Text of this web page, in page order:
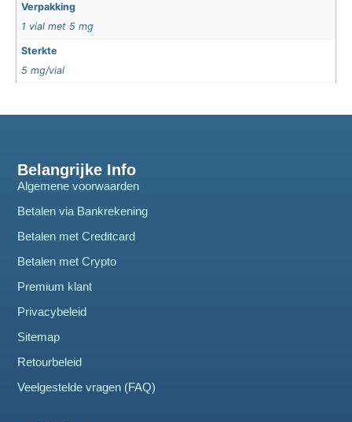
Verpakking
1 vial met 5 mg
Sterkte
5 mg/vial
Belangrijke Info
Algemene voorwaarden
Betalen via Bankrekening
Betalen met Creditcard
Betalen met Crypto
Premium klant
Privacybeleid
Sitemap
Retourbeleid
Veelgestelde vragen (FAQ)